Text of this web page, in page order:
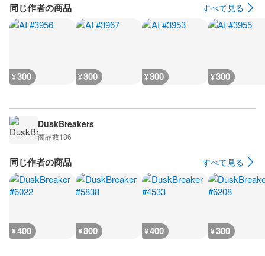
同じ作者の商品 すべて見る
¥300 ¥300 ¥300 ¥300
DuskBreakers
商品数186
同じ作者の商品 すべて見る
¥400 ¥800 ¥400 ¥300